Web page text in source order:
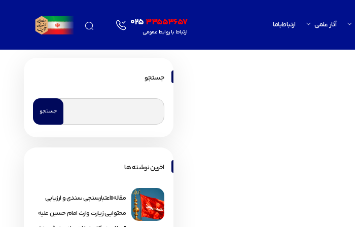
آثار علمی ارتباط‌باما 02533553657
ارتباط با روابط عمومی
جستجو
اخرین نوشته ها
مقاله«اعتبارسنجی سندی و ارزیابی
محتوایی زیارت وارث امام حسین علیه